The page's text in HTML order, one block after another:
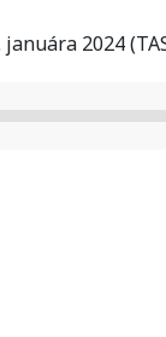
2024